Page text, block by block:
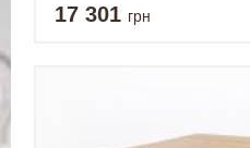
17 301 грн